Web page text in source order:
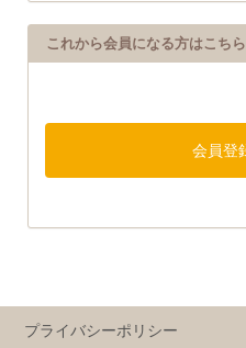
これから会員になる方はこちら